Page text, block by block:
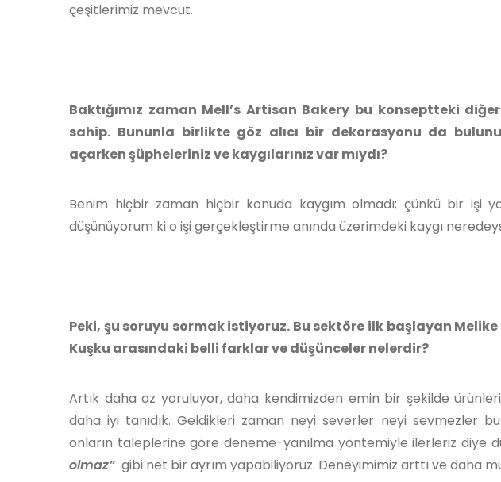
çeşitlerimiz mevcut.
Baktığımız zaman Mell’s Artisan Bakery bu konseptteki
sahip. Bununla birlikte göz alıcı bir dekorasyonu da
açarken şüpheleriniz ve kaygılarınız var mıydı?
Benim hiçbir zaman hiçbir konuda kaygım olmadı; çünkü bir işi
düşünüyorum ki o işi gerçekleştirme anında üzerimdeki kaygı
Peki, şu soruyu sormak istiyoruz. Bu sektöre ilk başlayan
Kuşku arasındaki belli farklar ve düşünceler nelerdir?
Artık daha az yoruluyor, daha kendimizden emin bir şekilde
daha iyi tanıdık. Geldikleri zaman neyi severler neyi sevmezler
onların taleplerine göre deneme-yanılma yöntemiyle ilerleriz diye
olmaz”gibi net bir ayrım yapabiliyoruz. Deneyimimiz arttı ve daha